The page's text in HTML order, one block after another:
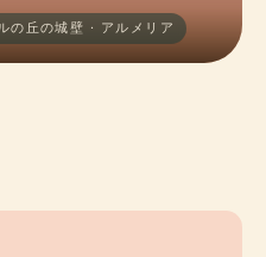
の丘の城壁 · アルメリア